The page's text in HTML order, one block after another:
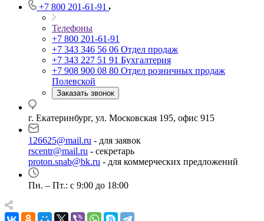
+7 800 201-61-91
Телефоны
+7 800 201-61-91
+7 343 346 56 06 Отдел продаж
+7 343 227 51 91 Бухгалтерия
+7 908 900 08 80 Отдел розничных продаж
Полевской
Заказать звонок
г. Екатеринбург, ул. Московская 195, офис 915
126625@mail.ru - для заявок
rscentr@mail.ru - секретарь
proton.snab@bk.ru - для коммерческих предложений
Пн. – Пт.: с 9:00 до 18:00